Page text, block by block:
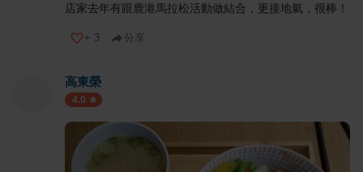
店家去年有跟鹿港馬拉松活動做結合，更接地氣，很棒！
+ 3 分享
高東榮
4.0